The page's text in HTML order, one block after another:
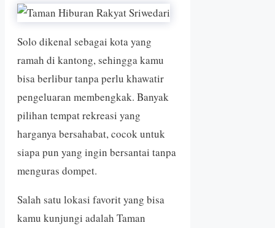
Solo dikenal sebagai kota yang
ramah di kantong, sehingga kamu
bisa berlibur tanpa perlu khawatir
pengeluaran membengkak. Banyak
pilihan tempat rekreasi yang
harganya bersahabat, cocok untuk
siapa pun yang ingin bersantai tanpa
menguras dompet.
Salah satu lokasi favorit yang bisa
kamu kunjungi adalah Taman